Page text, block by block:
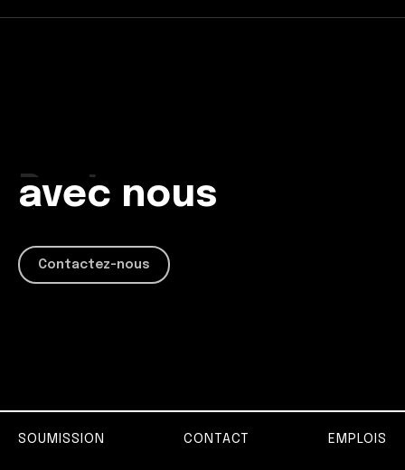
Travailler
Partager
Produire
avec nous
Contactez-nous
SOUMISSION CONTACT EMPLOIS